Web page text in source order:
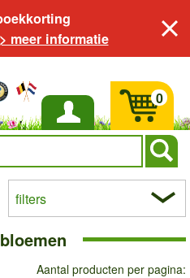
> meer informatie
Inloggen
0
filters
Aantal producten per pagina: